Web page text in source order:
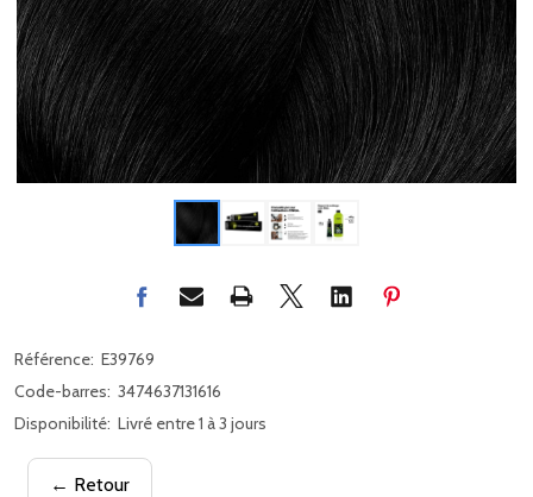
Référence: E39769
Code-barres: 3474637131616
Disponibilité: Livré entre 1 à 3 jours
← Retour